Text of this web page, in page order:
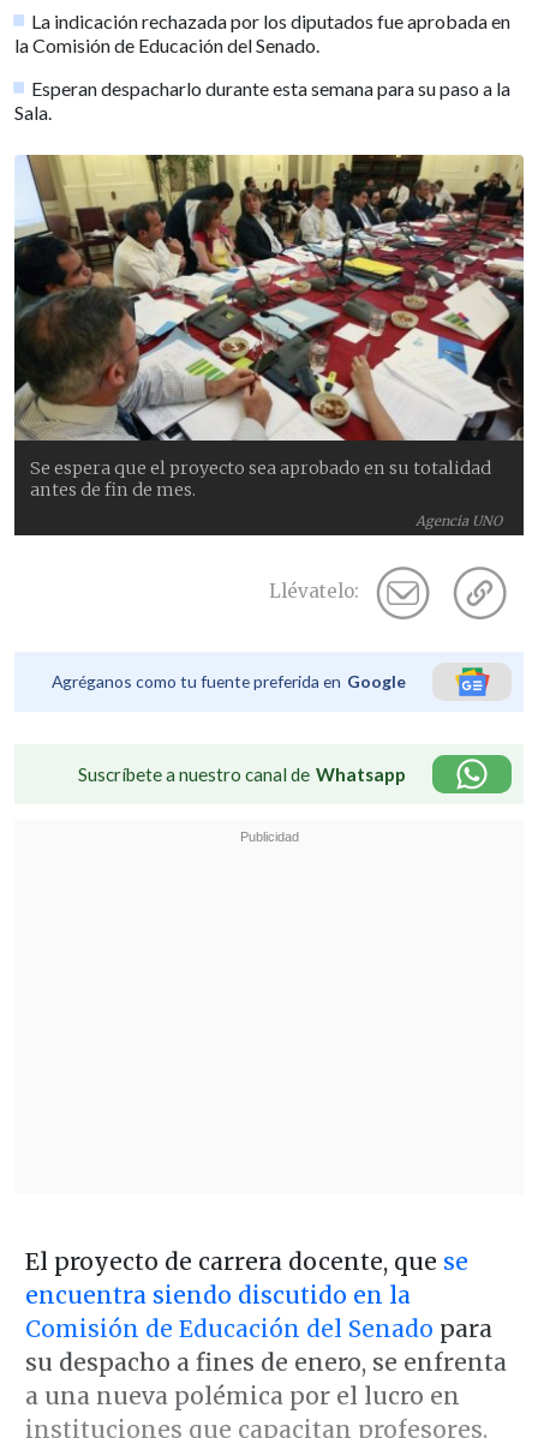
La indicación rechazada por los diputados fue aprobada en
la Comisión de Educación del Senado.
Esperan despacharlo durante esta semana para su paso a la
Sala.
Agencia UNO
Se espera que el proyecto sea aprobado en su totalidad
antes de fin de mes.
Llévatelo:
Agréganos como tu fuente preferida en Google
Suscríbete a nuestro canal de Whatsapp
El proyecto de carrera docente, que se
encuentra siendo discutido en la
Comisión de Educación del Senado para
su despacho a fines de enero, se enfrenta
a una nueva polémica por el lucro en
instituciones que capacitan profesores.